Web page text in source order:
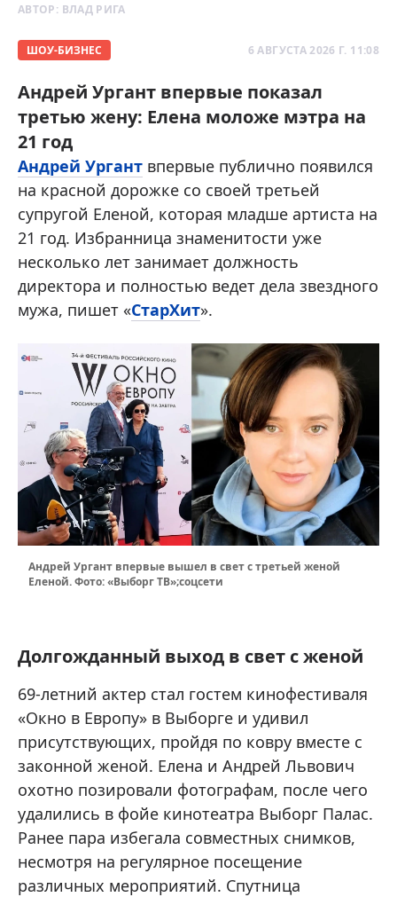
АВТОР: ВЛАД РИГА
ШОУ-БИЗНЕС 6 АВГУСТА 2026 Г. 11:08
Андрей Ургант впервые показал
третью жену: Елена моложе мэтра на
21 год
Андрей Ургант впервые публично появился
на красной дорожке со своей третьей
супругой Еленой, которая младше артиста на
21 год. Избранница знаменитости уже
несколько лет занимает должность
директора и полностью ведет дела звездного
мужа, пишет «СтарХит».
Андрей Ургант впервые вышел в свет с третьей женой
Еленой. Фото: «Выборг ТВ»;соцсети
Долгожданный выход в свет с женой
69-летний актер стал гостем кинофестиваля
«Окно в Европу» в Выборге и удивил
присутствующих, пройдя по ковру вместе с
законной женой. Елена и Андрей Львович
охотно позировали фотографам, после чего
удалились в фойе кинотеатра Выборг Палас.
Ранее пара избегала совместных снимков,
несмотря на регулярное посещение
различных мероприятий. Спутница